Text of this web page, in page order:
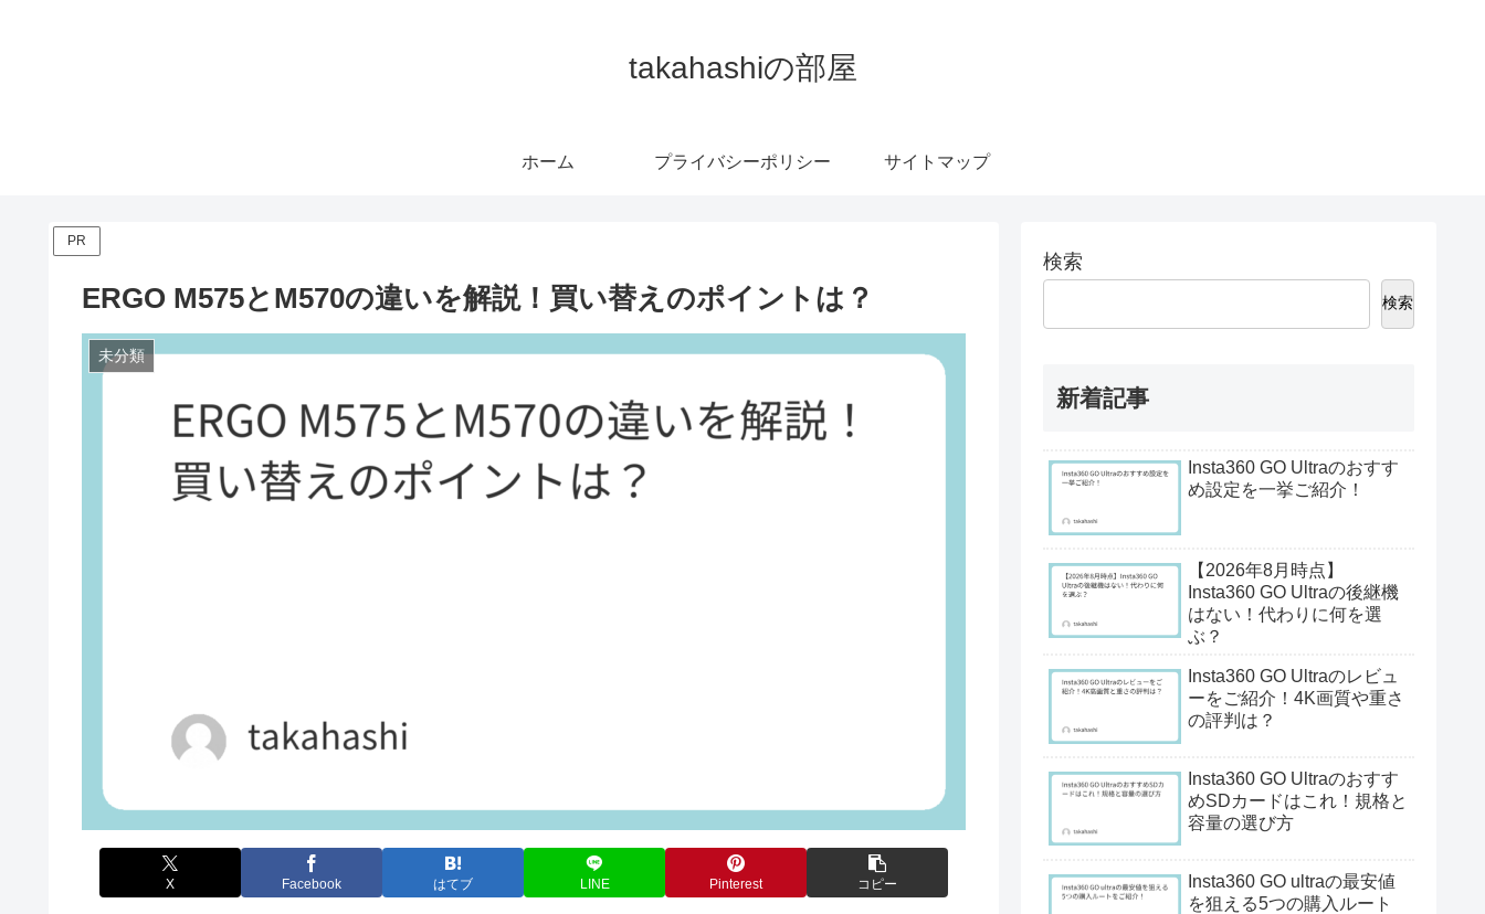
takahashiの部屋
ホーム プライバシーポリシー サイトマップ
PR
ERGO M575とM570の違いを解説！買い替えのポイントは？
未分類
X Facebook はてブ LINE Pinterest コピー
検索
検索
新着記事
Insta360 GO Ultraのおすす
め設定を一挙ご紹介！
【2026年8月時点】
Insta360 GO Ultraの後継機
はない！代わりに何を選
ぶ？
Insta360 GO Ultraのレビュ
ーをご紹介！4K画質や重さ
の評判は？
Insta360 GO Ultraのおすす
めSDカードはこれ！規格と
容量の選び方
Insta360 GO ultraの最安値
を狙える5つの購入ルート